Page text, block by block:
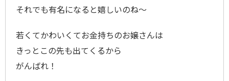
それでも有名になると嬉しいのね～
若くてかわいくてお金持ちのお嬢さんは
きっとこの先も出てくるから
がんばれ！